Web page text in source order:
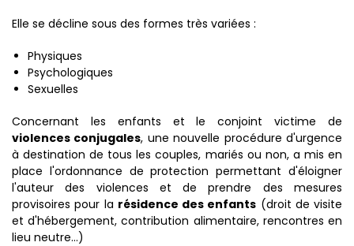
Elle se décline sous des formes très variées :
Physiques
Psychologiques
Sexuelles
Concernant les enfants et le conjoint victime de
violences conjugales, une nouvelle procédure d'urgence
à destination de tous les couples, mariés ou non, a mis en
place l'ordonnance de protection permettant d'éloigner
l'auteur des violences et de prendre des mesures
provisoires pour la résidence des enfants (droit de visite
et d'hébergement, contribution alimentaire, rencontres en
lieu neutre...)